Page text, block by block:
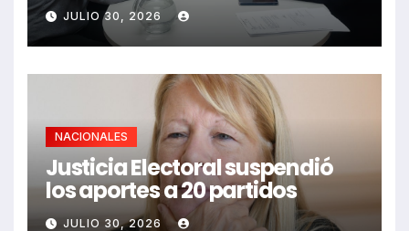
JULIO 30, 2026
NACIONALES
Justicia Electoral suspendió
los aportes a 20 partidos
JULIO 30, 2026